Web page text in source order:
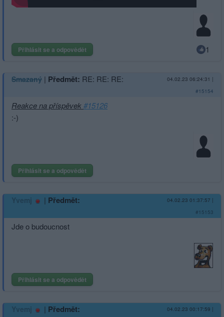
Přihlásit se a odpovědět 1
Smazaný | Předmět: RE: RE: RE: 04.02.23 06:24:31 |
#15154
Reakce na příspěvek#15126
:-)
Přihlásit se a odpovědět
Yvemj | Předmět: 04.02.23 01:37:57 |
#15153
Jde o budoucnost
Přihlásit se a odpovědět
Yvemj | Předmět: 04.02.23 00:17:59 |